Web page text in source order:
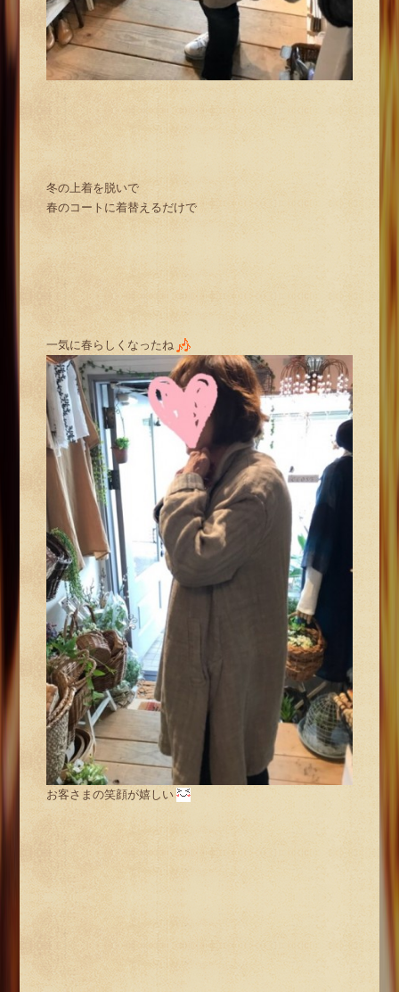
冬の上着を脱いで
春のコートに着替えるだけで
一気に春らしくなったね
お客さまの笑顔が嬉しい